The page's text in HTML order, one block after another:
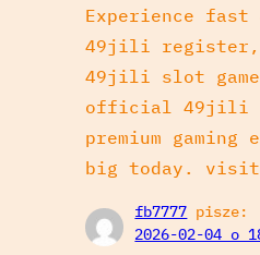
Experience
49jili register,
49jili slot
official 49jili
premium gaming
big today.
fb7777 pisze:
2026-02-04 o